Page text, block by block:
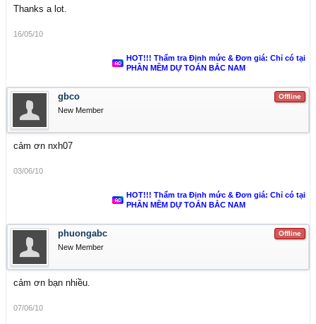
Thanks a lot.
16/05/10
HOT!!! Thẩm tra Định mức & Đơn giá: Chỉ có tại
PHẦN MỀM DỰ TOÁN BẮC NAM
Offline
gbco
New Member
cảm ơn nxh07
03/06/10
HOT!!! Thẩm tra Định mức & Đơn giá: Chỉ có tại
PHẦN MỀM DỰ TOÁN BẮC NAM
Offline
phuongabc
New Member
cảm ơn bạn nhiều.
07/06/10